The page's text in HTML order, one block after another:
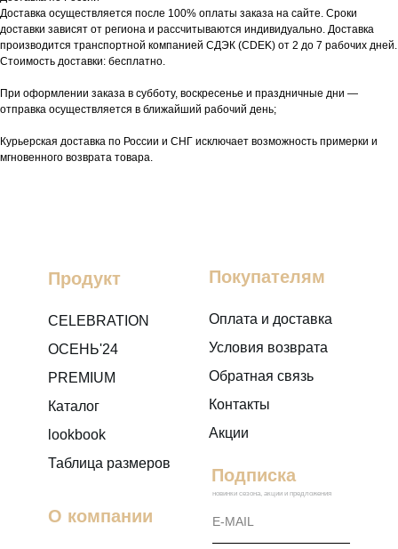
Доставка осуществляется после 100% оплаты заказа на сайте. Сроки
доставки зависят от региона и рассчитываются индивидуально. Доставка
производится транспортной компанией СДЭК (CDEK) от 2 до 7 рабочих дней.
Стоимость доставки: бесплатно.
При оформлении заказа в субботу, воскресенье и праздничные дни —
отправка осуществляется в ближайший рабочий день;
Курьерская доставка по России и СНГ исключает возможность примерки и
мгновенного возврата товара.
Продукт
CELEBRATION
ОСЕНЬ'24
PREMIUM
Каталог
lookbook
Таблица размеров
Покупателям
Оплата и доставка
Условия возврата
Обратная связь
Контакты
Акции
О компании
Подписка
новинки сезона, акции и предложения